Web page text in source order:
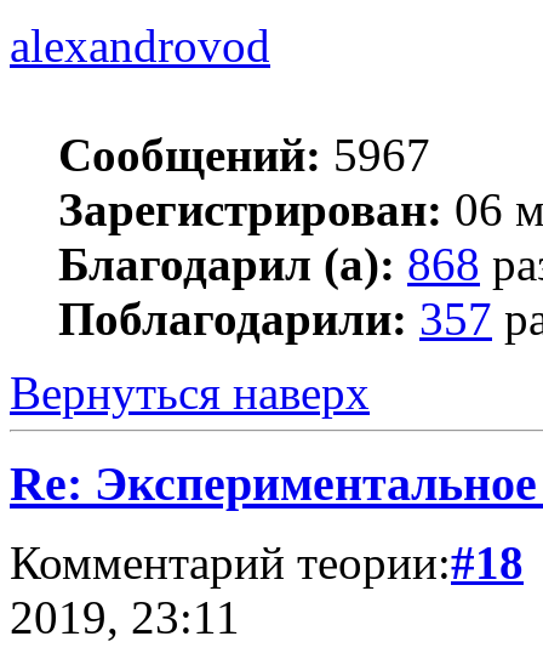
alexandrovod
Сообщений: 5967
Зарегистрирован: 06
Благодарил (а): 868
Поблагодарили: 357
Вернуться наверх
Re:
Комментарий теории:#18
2019, 23:11